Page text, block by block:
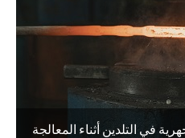
في التلدين أثناء المعالجة